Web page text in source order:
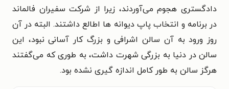
دادگستری هجوم می‌آوردند، زیرا از شرکت سفیران فالماند
در برنامه و انتخاب پاپ دیوانه ها اطالع داشتند. البته در آن
روز ورود به آن سالن اشرافی و بزرگ کار آسانی نبود، این
سالن در دنیا به بزرگی شهرت داشت، به طوری که می‌گفتند
هرگز سالن به طور کامل اندازه گیری نشده بود.